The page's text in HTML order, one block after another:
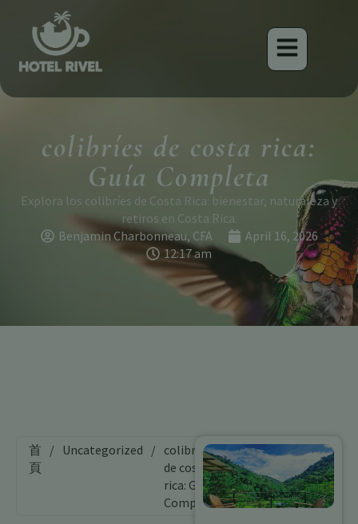
colibríes de costa rica:
Guía Completa
Explora los colibríes de Costa Rica: bienestar, naturaleza y
retiros en Costa Rica.
Benjamin Charbonneau, CFA
April 16, 2026
12:17 am
首
頁
/ Uncategorized / colibríes
de costa
rica: Guía
Completa